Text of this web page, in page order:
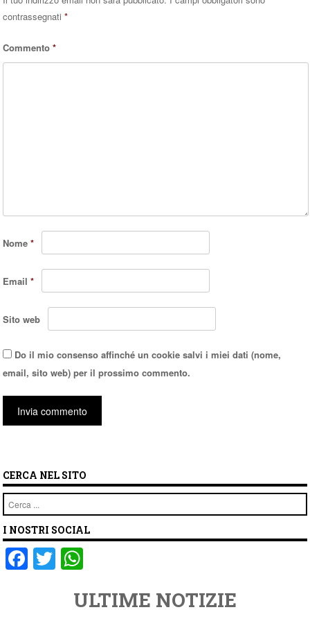
contrassegnati*
Commento*
Nome*
Email*
Sito web
Do il mio consenso affinché un cookie salvi i miei dati (nome,
email, sito web) per il prossimo commento.
CERCA NEL SITO
Cerca
I NOSTRI SOCIAL
F T
at
ULTIME NOTIZIE